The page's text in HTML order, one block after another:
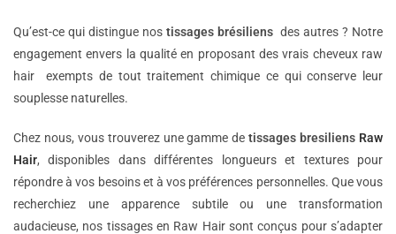
Qu’est-ce qui distingue nos tissages brésiliens des autres ? Notre
engagement envers la qualité en proposant des vrais cheveux raw
hair exempts de tout traitement chimique ce qui conserve leur
souplesse naturelles.
Chez nous, vous trouverez une gamme detissages bresiliens Raw
Hair, disponibles dans différentes longueurs et textures pour
répondre à vos besoins et à vos préférences personnelles. Que vous
recherchiez une apparence subtile ou une transformation
audacieuse, nos tissages en Raw Hair sont conçus pour s’adapter